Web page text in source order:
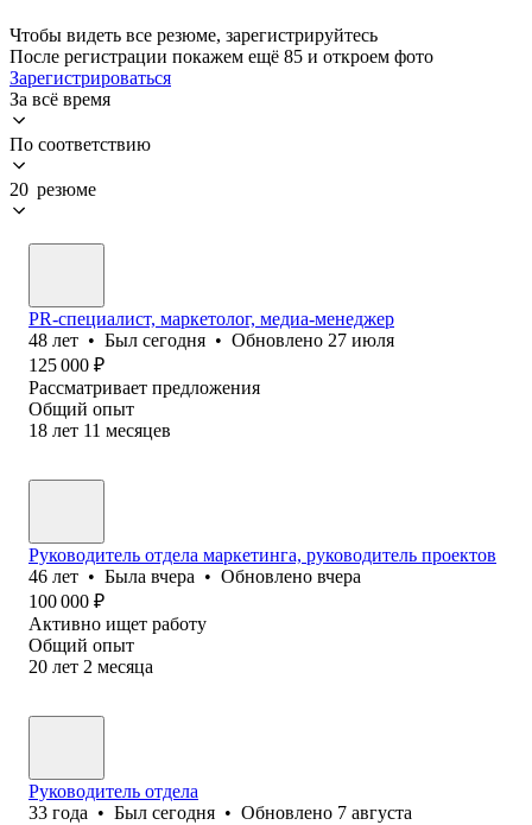
Чтобы видеть все резюме, зарегистрируйтесь
После регистрации покажем ещё 85 и откроем фото
Зарегистрироваться
За всё время
По соответствию
20 резюме
PR-специалист, маркетолог, медиа-менеджер
48 лет • Был сегодня • Обновлено 27 июля
125 000 ₽
Рассматривает предложения
Общий опыт
18 лет 11 месяцев
Руководитель отдела маркетинга, руководитель проектов
46 лет • Была вчера • Обновлено вчера
100 000 ₽
Активно ищет работу
Общий опыт
20 лет 2 месяца
Руководитель отдела
33 года • Был сегодня • Обновлено 7 августа